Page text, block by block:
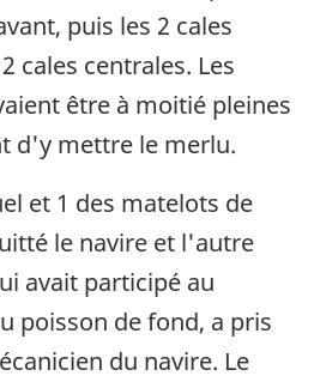
puis les 2 cales
cales centrales. Les
être à moitié pleines
d'y mettre le merlu.
et 1 des matelots de
le navire et l'autre
avait participé au
poisson de fond, a pris
du navire. Le